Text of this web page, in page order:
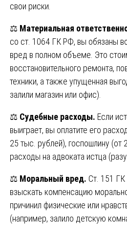
свои риски.
⚖ Материальная
со ст. 1064 ГК РФ, вы обязаны
вред в полном объеме. Это
восстановительного ремонта,
техники, а также упущенная
залили магазин или офис).
⚖ Судебные расходы. Если
выиграет, вы оплатите его
25 тыс. рублей), госпошлину (от
расходы на адвоката истца
⚖ Моральный вред. Ст. 151
взыскать компенсацию
причинил физические или
(например, залило детскую